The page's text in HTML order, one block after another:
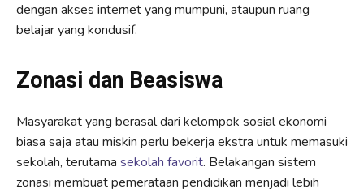
dengan akses internet yang mumpuni, ataupun ruang
belajar yang kondusif.
Zonasi dan Beasiswa
Masyarakat yang berasal dari kelompok sosial ekonomi
biasa saja atau miskin perlu bekerja ekstra untuk memasuki
sekolah, terutama sekolah favorit. Belakangan sistem
zonasi membuat pemerataan pendidikan menjadi lebih